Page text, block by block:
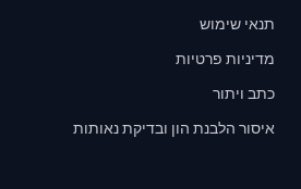
תנאי שימוש
מדיניות פרטיות
כתב ויתור
איסור הלבנת הון ובדיקת נאותות